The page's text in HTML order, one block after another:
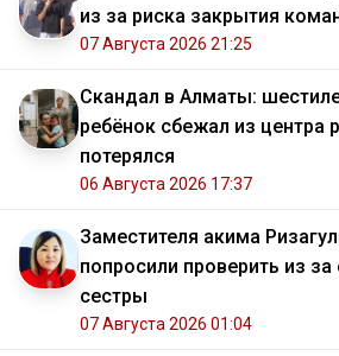
из за риска закрытия
07 Августа 2026 21:25
Скандал в Алматы:
ребёнок сбежал из центра
потерялся
06 Августа 2026 17:37
Заместителя акима
попросили проверить из
сестры
07 Августа 2026 01:04